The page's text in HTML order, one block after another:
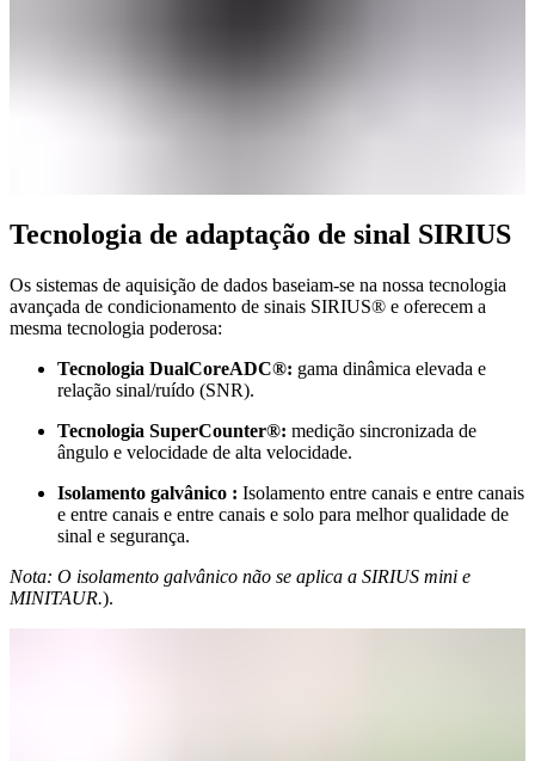
Tecnologia de adaptação de sinal SIRIUS
Os sistemas de aquisição de dados baseiam-se na nossa tecnologia
avançada de condicionamento de sinais SIRIUS® e oferecem a
mesma tecnologia poderosa:
Tecnologia DualCoreADC®: gama dinâmica elevada e
relação sinal/ruído (SNR).
Tecnologia SuperCounter®: medição sincronizada de
ângulo e velocidade de alta velocidade.
Isolamento galvânico : Isolamento entre canais e entre canais
e entre canais e entre canais e solo para melhor qualidade de
sinal e segurança.
Nota: O isolamento galvânico não se aplica a SIRIUS mini e
MINITAUR.).